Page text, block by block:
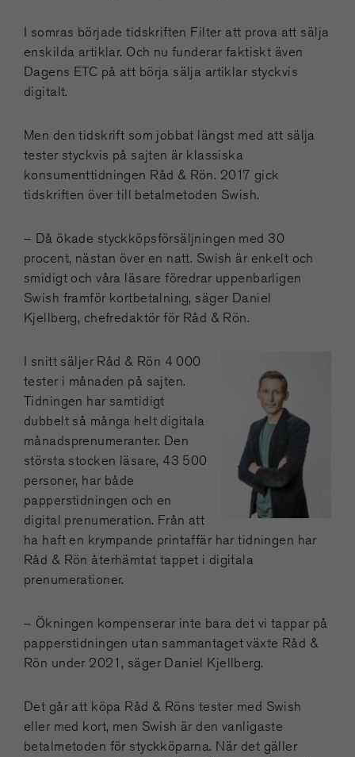
I somras började tidskriften Filter att prova att sälja
enskilda artiklar. Och nu funderar faktiskt även
Dagens ETC på att börja sälja artiklar styckvis
digitalt.
Men den tidskrift som jobbat längst med att sälja
tester styckvis på sajten är klassiska
konsumenttidningen Råd & Rön. 2017 gick
tidskriften över till betalmetoden Swish.
– Då ökade styckköpsförsäljningen med 30
procent, nästan över en natt. Swish är enkelt och
smidigt och våra läsare föredrar uppenbarligen
Swish framför kortbetalning, säger Daniel
Kjellberg, chefredaktör för Råd & Rön.
I snitt säljer Råd & Rön 4 000
tester i månaden på sajten.
Tidningen har samtidigt
dubbelt så många helt digitala
månadsprenumeranter. Den
största stocken läsare, 43 500
personer, har både
papperstidningen och en
digital prenumeration. Från att
ha haft en krympande printaffär har tidningen har
Råd & Rön återhämtat tappet i digitala
prenumerationer.
– Ökningen kompenserar inte bara det vi tappar på
papperstidningen utan sammantaget växte Råd &
Rön under 2021, säger Daniel Kjellberg.
Det går att köpa Råd & Röns tester med Swish
eller med kort, men Swish är den vanligaste
betalmetoden för styckköparna. När det gäller